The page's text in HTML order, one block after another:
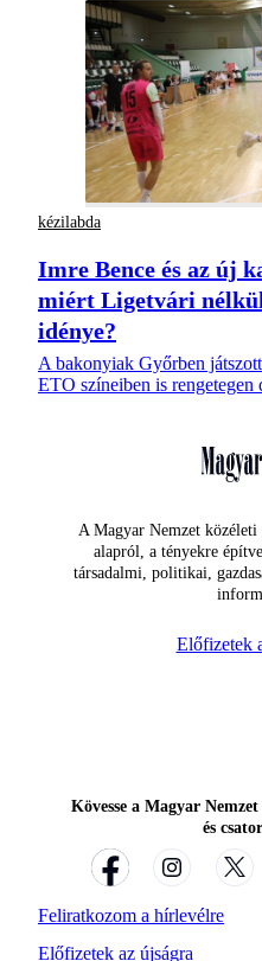
kézilabda
Imre Bence és az új
miért Ligetvári
idénye?
A bakonyiak Győrben
ETO színeiben is rengetegen
A Magyar Nemzet
alapról, a tényekre
társadalmi, politikai,
Előfizetek
Feliratkozom a hírlevélre
Kövesse a Magyar
és
Előfizetek az újságra